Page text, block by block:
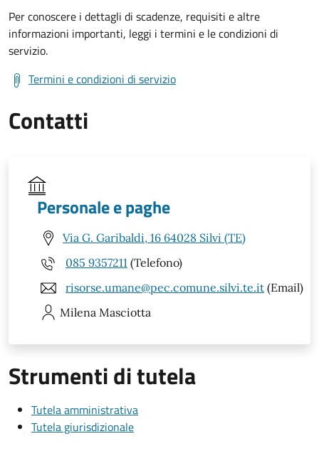
Per conoscere i dettagli di scadenze, requisiti e altre
informazioni importanti, leggi i termini e le condizioni di
servizio.
Termini e condizioni di servizio
Contatti
Personale e paghe
Via G. Garibaldi, 16 64028 Silvi (TE)
085 9357211 (Telefono)
risorse.umane@pec.comune.silvi.te.it (Email)
Milena Masciotta
Strumenti di tutela
Tutela amministrativa
Tutela giurisdizionale